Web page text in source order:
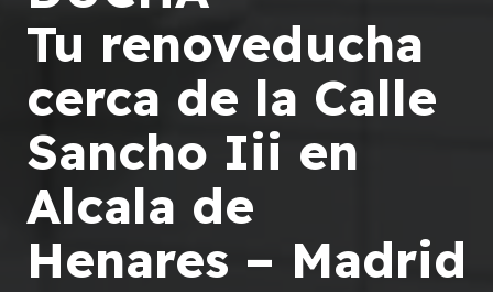
Tu renoveducha
cerca de la Calle
Sancho Iii en
Alcala de
Henares – Madrid